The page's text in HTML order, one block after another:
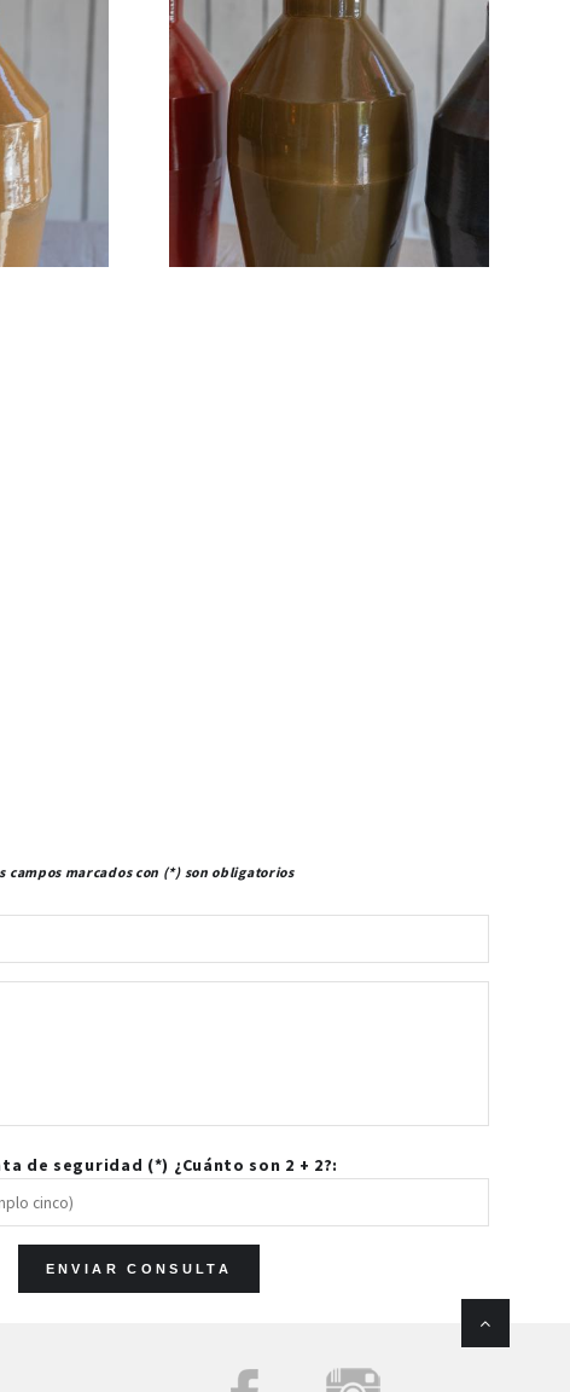
campos marcados con (*) son obligatorios
de seguridad (*) ¿Cuánto son 2 + 2?: